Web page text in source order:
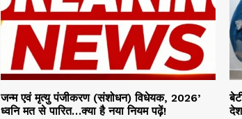
जन्म एवं मृत्यु पंजीकरण (संशोधन) विधेयक, 2026’
ध्वनि मत से पारित…क्या है नया नियम पढ़ें!